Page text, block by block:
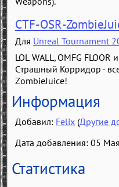
CTF-OSR-
Для Unreal Tournament
LOL WALL, OMFG FLOOR
Страшный Корридор -
ZombieJuice!
Информация
Добавил: Felix (Другие
Дата добавления: 05
Статистика